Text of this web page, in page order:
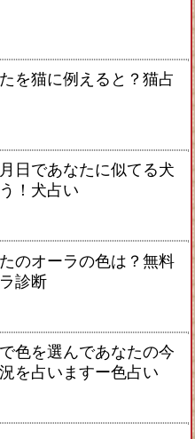
を猫に例えると？猫占
日であなたに似てる犬
！犬占い
のオーラの色は？無料
診断
色を選んであなたの今
を占いますー色占い